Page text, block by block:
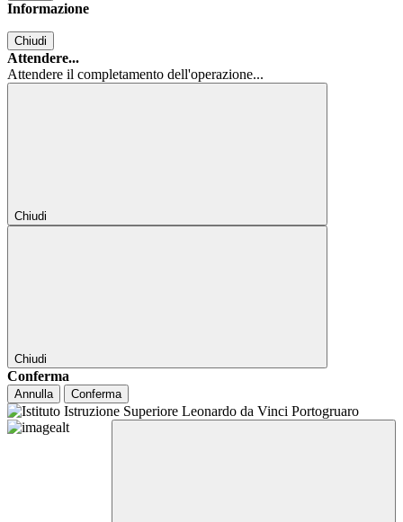
Informazione
Chiudi
Attendere...
Attendere il completamento dell'operazione...
Chiudi
Chiudi
Conferma
Annulla Conferma